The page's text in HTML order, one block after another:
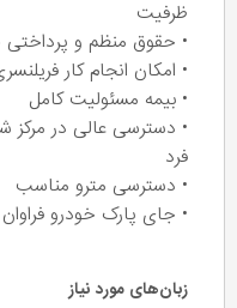
ظرفیت
• حقوق منظم و
• امکان انجام کار
• بیمه مسئولیت کامل
• دسترسی عالی در مرکز
فرد
• دسترسی مترو مناسب
• جای پارک خودرو فراوان
زبان‌های مورد نیاز